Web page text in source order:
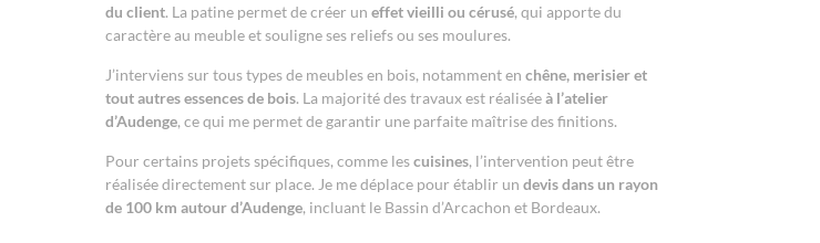
du client. La patine permet de créer un effet vieilli ou cérusé, qui apporte du
caractère au meuble et souligne ses reliefs ou ses moulures.
J’interviens sur tous types de meubles en bois, notamment en chêne, merisier et
tout autres essences de bois. La majorité des travaux est réaliséeà l’atelier
d’Audenge, ce qui me permet de garantir une parfaite maîtrise des finitions.
Pour certains projets spécifiques, comme lescuisines, l’intervention peut être
réalisée directement sur place. Je me déplace pour établir un devis dans un rayon
de 100 km autour d’Audenge, incluant le Bassin d’Arcachon et Bordeaux.